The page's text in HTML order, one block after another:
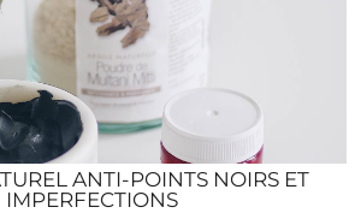
ANTI-POINTS NOIRS ET
IMPERFECTIONS